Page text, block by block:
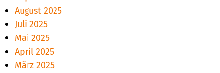
August 2025
Juli 2025
Mai 2025
April 2025
März 2025